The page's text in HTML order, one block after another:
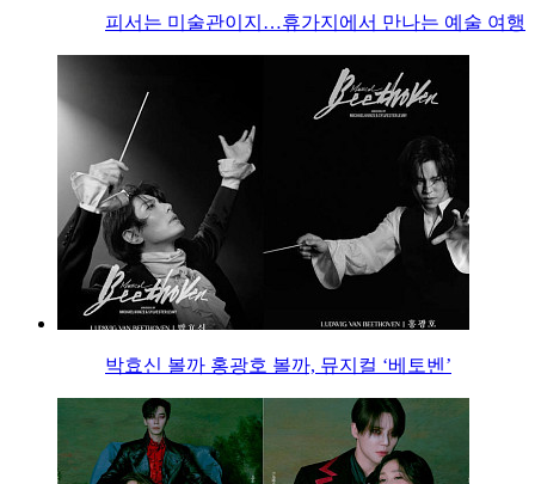
피서는 미술관이지…휴가지에서 만나는 예술 여행
박효신 볼까 홍광호 볼까, 뮤지컬 ‘베토벤’